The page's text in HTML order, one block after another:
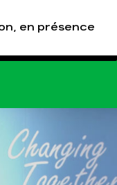
en présence